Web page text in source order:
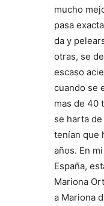
mucho
pasa
da y
otras, se
escaso
cuando se
mas de 40
se harta
tenían que
años. En
España,
Mariona
a Mariona